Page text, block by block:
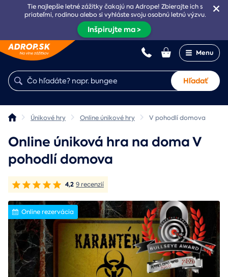
Tie najlepšie letné zážitky čakajú na Adrope! Zbierajte ich s
priateľmi, rodinou alebo si vyhláste svoju osobnú letnú výzvu.
Inšpirujte ma >
Menu
Hľadať
Únikové hry Online únikové hry V pohodlí domova
Online úniková hra na doma V
pohodlí domova
4,2 9 recenzií
Online rezervácia